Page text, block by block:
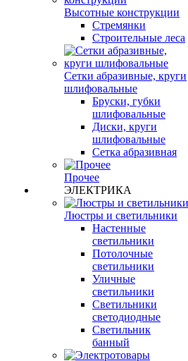
Высотные конструкции
Стремянки
Строительные леса
Сетки абразивные, круги
шлифовальные
Бруски, губки
шлифовальные
Диски, круги
шлифовальные
Сетка абразивная
Прочее
ЭЛЕКТРИКА
Люстры и светильники
Настенные
светильники
Потолочные
светильники
Уличные
светильники
Светильники
светодиодные
Светильник
банный